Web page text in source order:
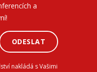
a
ODESLAT
nakládá s Vašimi